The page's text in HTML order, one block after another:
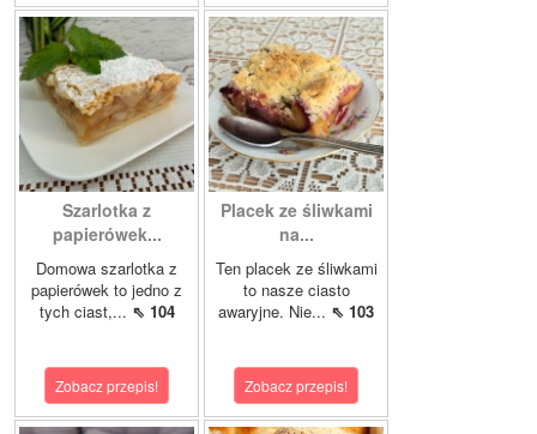
Szarlotka z
papierówek...
Domowa szarlotka z
papierówek to jedno z
tych ciast,... ⇖ 104
Zobacz przepis!
Placek ze śliwkami
na...
Ten placek ze śliwkami
to nasze ciasto
awaryjne. Nie... ⇖ 103
Zobacz przepis!